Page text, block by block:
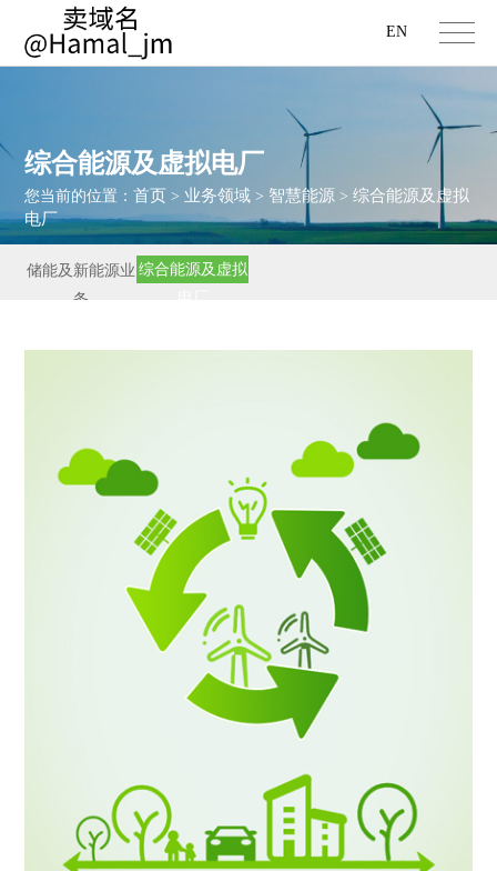
EN
综合能源及虚拟电厂
您当前的位置：首页 > 业务领域 > 智慧能源 >综合能源及虚拟
电厂
储能及新能源业
务
综合能源及虚拟